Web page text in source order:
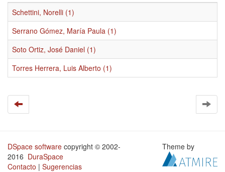
Schettini, Norelli (1)
Serrano Gómez, María Paula (1)
Soto Ortiz, José Daniel (1)
Torres Herrera, Luis Alberto (1)
DSpace software copyright © 2002-
2016 DuraSpace
Contacto | Sugerencias
Theme by